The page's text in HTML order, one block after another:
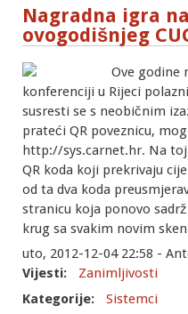
Nagradna igra
ovogodišnjeg
Ove godine
konferenciji u Rijeci
susresti se s neobičnim
prateći QR poveznicu,
http://sys.carnet.hr. Na
QR koda koji prekrivaju
od ta dva koda
stranicu koja ponovo
krug sa svakim novim
uto, 2012-12-04 22:58 -
Vijesti:
Zanimljivosti
Kategorije:
Sistemci